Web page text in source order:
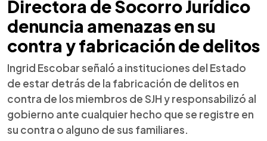
Directora de Socorro Jurídico
denuncia amenazas en su
contra y fabricación de delitos
Ingrid Escobar señaló a instituciones del Estado
de estar detrás de la fabricación de delitos en
contra de los miembros de SJH y responsabilizó al
gobierno ante cualquier hecho que se registre en
su contra o alguno de sus familiares.